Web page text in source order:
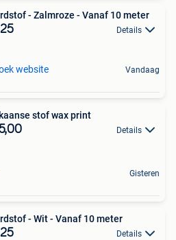
- Zalmroze - Vanaf 10 meter
Details
website Vandaag
stof wax print
Details
Gisteren
- Wit - Vanaf 10 meter
Details